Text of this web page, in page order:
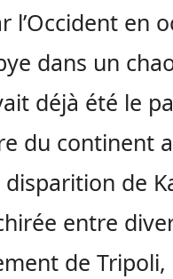
l’Occident en
dans un
déjà été le
du continent
disparition de
entre
de Tripoli,